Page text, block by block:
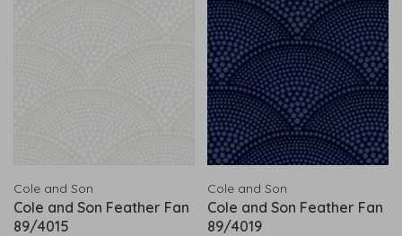
Cole and Son
Cole and Son Feather Fan
89/4015
Cole and Son
Cole and Son Feather Fan
89/4019